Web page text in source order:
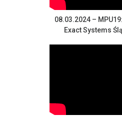
08.03.2024 –
Exact Systems